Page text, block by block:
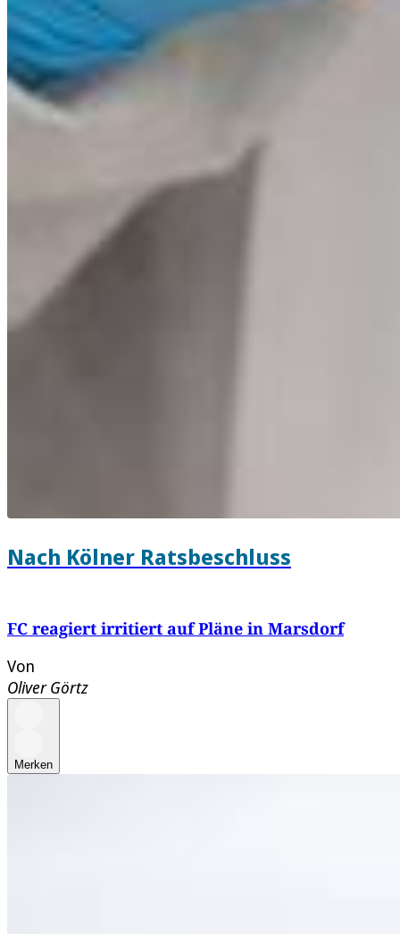
Nach Kölner Ratsbeschluss
FC reagiert irritiert auf Pläne in Marsdorf
Von
Oliver Görtz
Merken